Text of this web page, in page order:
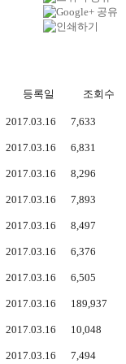
등록일 조회수
2017.03.16 7,633
2017.03.16 6,831
2017.03.16 8,296
2017.03.16 7,893
2017.03.16 8,497
2017.03.16 6,376
2017.03.16 6,505
2017.03.16 189,937
2017.03.16 10,048
2017.03.16 7,494